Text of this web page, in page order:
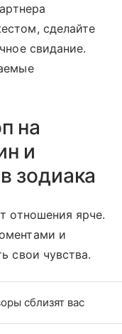
сделайте
свидание.
на
и
зодиака
отношения ярче.
и
свои чувства.
сблизят вас